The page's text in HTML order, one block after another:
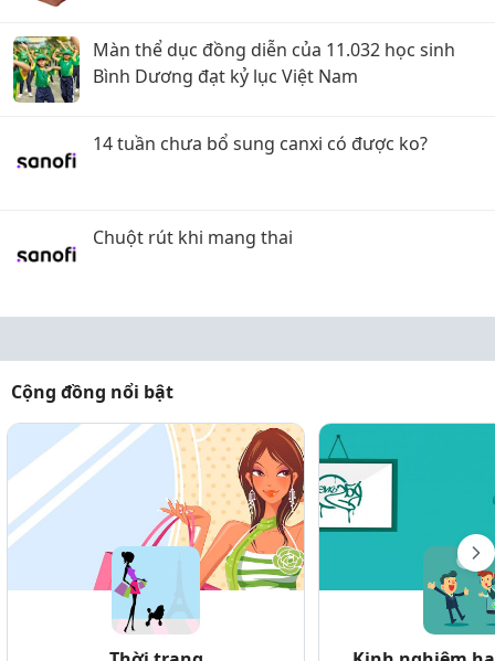
Màn thể dục đồng diễn của 11.032 học sinh
Bình Dương đạt kỷ lục Việt Nam
14 tuần chưa bổ sung canxi có được ko?
Chuột rút khi mang thai
Cộng đồng nổi bật